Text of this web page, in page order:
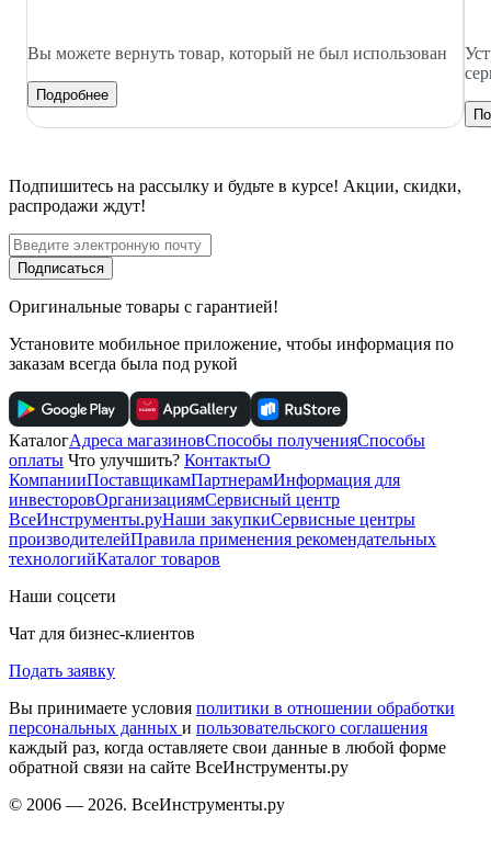
Вы можете вернуть товар, который не был использован
Подробнее
Подпишитесь на рассылку и будьте в курсе! Акции, скидки,
распродажи ждут!
Подписаться
Оригинальные товары с гарантией!
Установите мобильное приложение, чтобы информация по
заказам всегда была под рукой
КаталогАдреса магазиновСпособы полученияСпособы
оплаты Что улучшить? КонтактыО
КомпанииПоставщикамПартнерамИнформация для
инвесторовОрганизациямСервисный центр
ВсеИнструменты.руНаши закупкиСервисные центры
производителейПравила применения рекомендательных
технологийКаталог товаров
Наши соцсети
Чат для бизнес-клиентов
Подать заявку
Вы принимаете условия политики в отношении обработки
персональных данных и пользовательского соглашения
каждый раз, когда оставляете свои данные в любой форме
обратной связи на сайте ВсеИнструменты.ру
© 2006 — 2026. ВсеИнструменты.ру